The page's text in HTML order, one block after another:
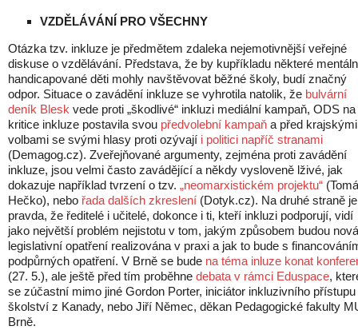
VZDĚLÁVÁNÍ PRO VŠECHNY
Otázka tzv. inkluze je předmětem zdaleka nejemotivnější veřejné
diskuse o vzdělávání. Představa, že by kupříkladu některé
handicapované děti mohly navštěvovat běžné školy, budí značný
odpor. Situace o zavádění inkluze se vyhrotila natolik, že bulvární
deník Blesk vede proti „škodlivé“ inkluzi mediální kampaň, ODS na
kritice inkluze postavila svou předvolební kampaň a před krajskými
volbami se svými hlasy proti ozývají i politici napříč stranami
(Demagog.cz). Zveřejňované argumenty, zejména proti zavádění
inkluze, jsou velmi často zavádějící a někdy vysloveně lživé, jak
dokazuje například tvrzení o tzv. „neomarxistickém projektu“
Hečko), nebo řada dalších zkreslení (Dotyk.cz). Na druhé straně je
pravda, že ředitelé i učitelé, dokonce i ti, kteří inkluzi podporují, vidí
jako největší problém nejistotu v tom, jakým způsobem budou nová
legislativní opatření realizována v praxi a jak to bude s
podpůrných opatření. V Brně se bude na téma inluze konat
(27. 5.), ale ještě před tím proběhne debata v rámci Eduspace,
se zúčastní mimo jiné Gordon Porter, iniciátor inkluzivního
školství z Kanady, nebo Jiří Němec, děkan Pedagogické fakulty
Brně.